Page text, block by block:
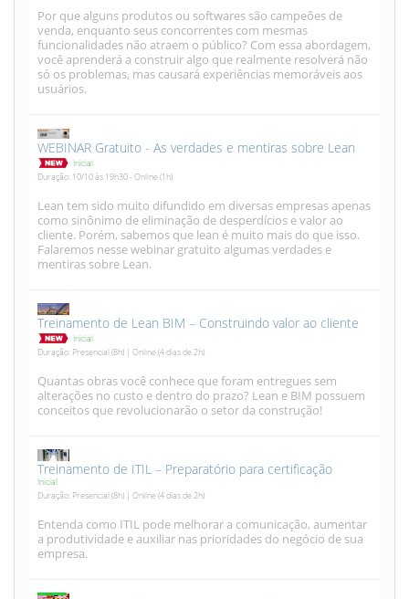
Por que alguns produtos ou softwares são campeões de
venda, enquanto seus concorrentes com mesmas
funcionalidades não atraem o público? Com essa abordagem,
você aprenderá a construir algo que realmente resolverá não
só os problemas, mas causará experiências memoráveis aos
usuários.
WEBINAR Gratuito - As verdades e mentiras sobre Lean
Inicial
Duração: 10/10 às 19h30 - Online (1h)
Lean tem sido muito difundido em diversas empresas apenas
como sinônimo de eliminação de desperdícios e valor ao
cliente. Porém, sabemos que lean é muito mais do que isso.
Falaremos nesse webinar gratuito algumas verdades e
mentiras sobre Lean.
Treinamento de Lean BIM – Construindo valor ao cliente
Inicial
Duração: Presencial (8h) | Online (4 dias de 2h)
Quantas obras você conhece que foram entregues sem
alterações no custo e dentro do prazo? Lean e BIM possuem
conceitos que revolucionarão o setor da construção!
Treinamento de ITIL – Preparatório para certificação
Inicial
Duração: Presencial (8h) | Online (4 dias de 2h)
Entenda como ITIL pode melhorar a comunicação, aumentar
a produtividade e auxiliar nas prioridades do negócio de sua
empresa.